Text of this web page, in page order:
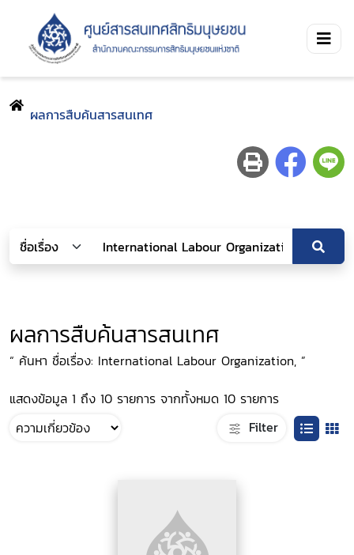
ผลการสืบค้นสารสนเทศ
ผลการสืบค้นสารสนเทศ
“ ค้นหา ชื่อเรื่อง: International Labour Organization, ”
แสดงข้อมูล 1 ถึง 10 รายการ จากทั้งหมด 10 รายการ
Filter